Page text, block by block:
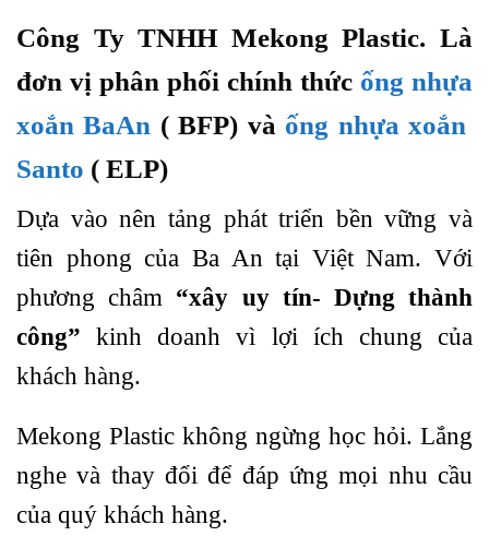
Công Ty TNHH Mekong Plastic. Là
đơn vị phân phối chính thức ống nhựa
xoắn BaAn ( BFP) và ống nhựa xoắn
Santo ( ELP)
Dựa vào nên tảng phát triển bền vững và
tiên phong của Ba An tại Việt Nam. Với
phương châm “xây uy tín- Dựng thành
công” kinh doanh vì lợi ích chung của
khách hàng.
Mekong Plastic không ngừng học hỏi. Lắng
nghe và thay đổi để đáp ứng mọi nhu cầu
của quý khách hàng.